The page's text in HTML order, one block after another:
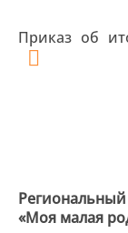
Приказ об
Региональный
«Моя малая